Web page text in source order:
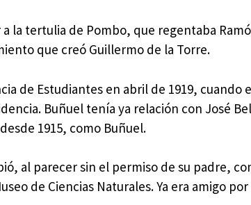
la tertulia de Pombo, que regentaba
que creó Guillermo de la Torre.
de Estudiantes en abril de 1919,
Buñuel tenía ya relación con José
1915, como Buñuel.
al parecer sin el permiso de su padre,
de Ciencias Naturales. Ya era amigo